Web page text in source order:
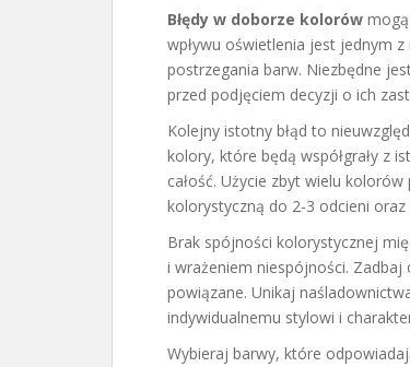
Błędy w doborze kolorów
wpływu oświetlenia jest jednym
postrzegania barw. Niezbędne
przed podjęciem decyzji o ich
Kolejny istotny błąd to
kolory, które będą współgrały z
całość. Użycie zbyt wielu
kolorystyczną do 2-3 odcieni
Brak spójności kolorystycznej
i wrażeniem niespójności. Zadbaj
powiązane. Unikaj
indywidualnemu stylowi i
Wybieraj barwy, które